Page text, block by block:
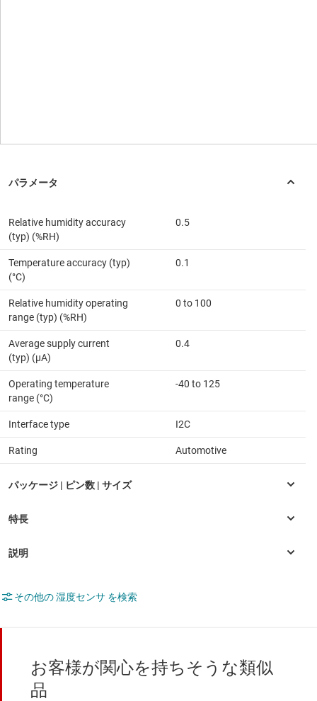
Relative humidity accuracy
(typ) (%RH)
0.5
Temperature accuracy (typ)
(°C)
0.1
Relative humidity operating
range (typ) (%RH)
0 to 100
Average supply current
(typ) (µA)
0.4
Operating temperature
range (°C)
-40 to 125
Interface type I2C
Rating Automotive
その他の 湿度センサ を検索
お客様が関心を持ちそうな類似
品